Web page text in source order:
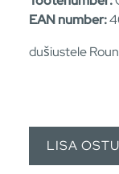
EAN number:
dušiustele
LISA